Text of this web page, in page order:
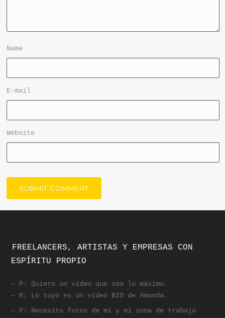
Name
E-mail
Website
FREELANCERS, ARTISTAS Y EMPRESAS CON
ESPÍRITU PROPIO
– P: Quiero un vídeo que sea lo máximo.
– R: Lo tuyo es un vídeo BIO de Amanda.
– P: Necesito fotos de mí y mi zona de trabajo